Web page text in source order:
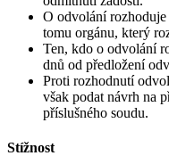
O odvolání
tomu orgánu, který
Ten, kdo o odvolání
dnů od předložení
Proti rozhodnutí
však podat návrh na
příslušného soudu.
Stížnost